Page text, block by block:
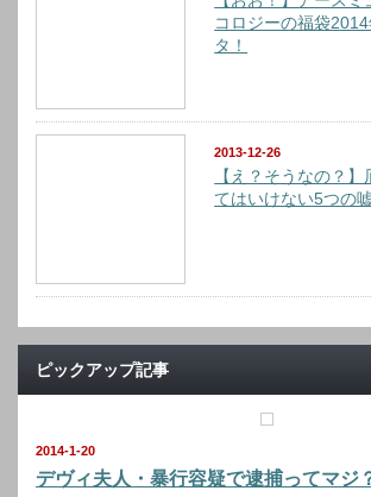
コロジーの福袋
タ！
2013-12-26
【え？そうなの？
てはいけない5つの
ピックアップ記事
2014-1-20
デヴィ夫人・暴行容疑で逮捕ってマジ